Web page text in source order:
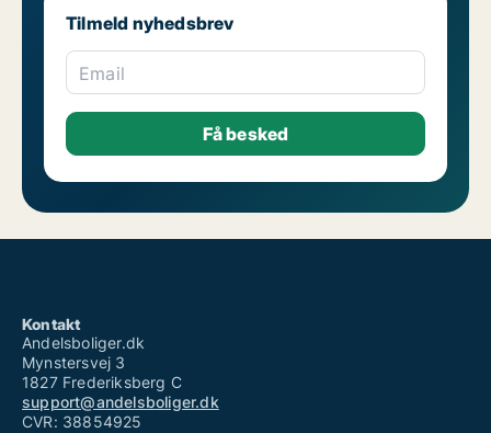
Tilmeld nyhedsbrev
Email
Kontakt
Andelsboliger.dk
Mynstersvej 3
1827 Frederiksberg C
support@andelsboliger.dk
CVR: 38854925